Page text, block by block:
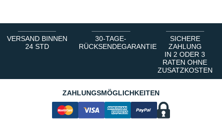
VERSAND BINNEN
24 STD
30-TAGE-
RÜCKSENDEGARANTIE
SICHERE
ZAHLUNG
IN 2 ODER 3
RATEN OHNE
ZUSATZKOSTEN
ZAHLUNGSMÖGLICHKEITEN